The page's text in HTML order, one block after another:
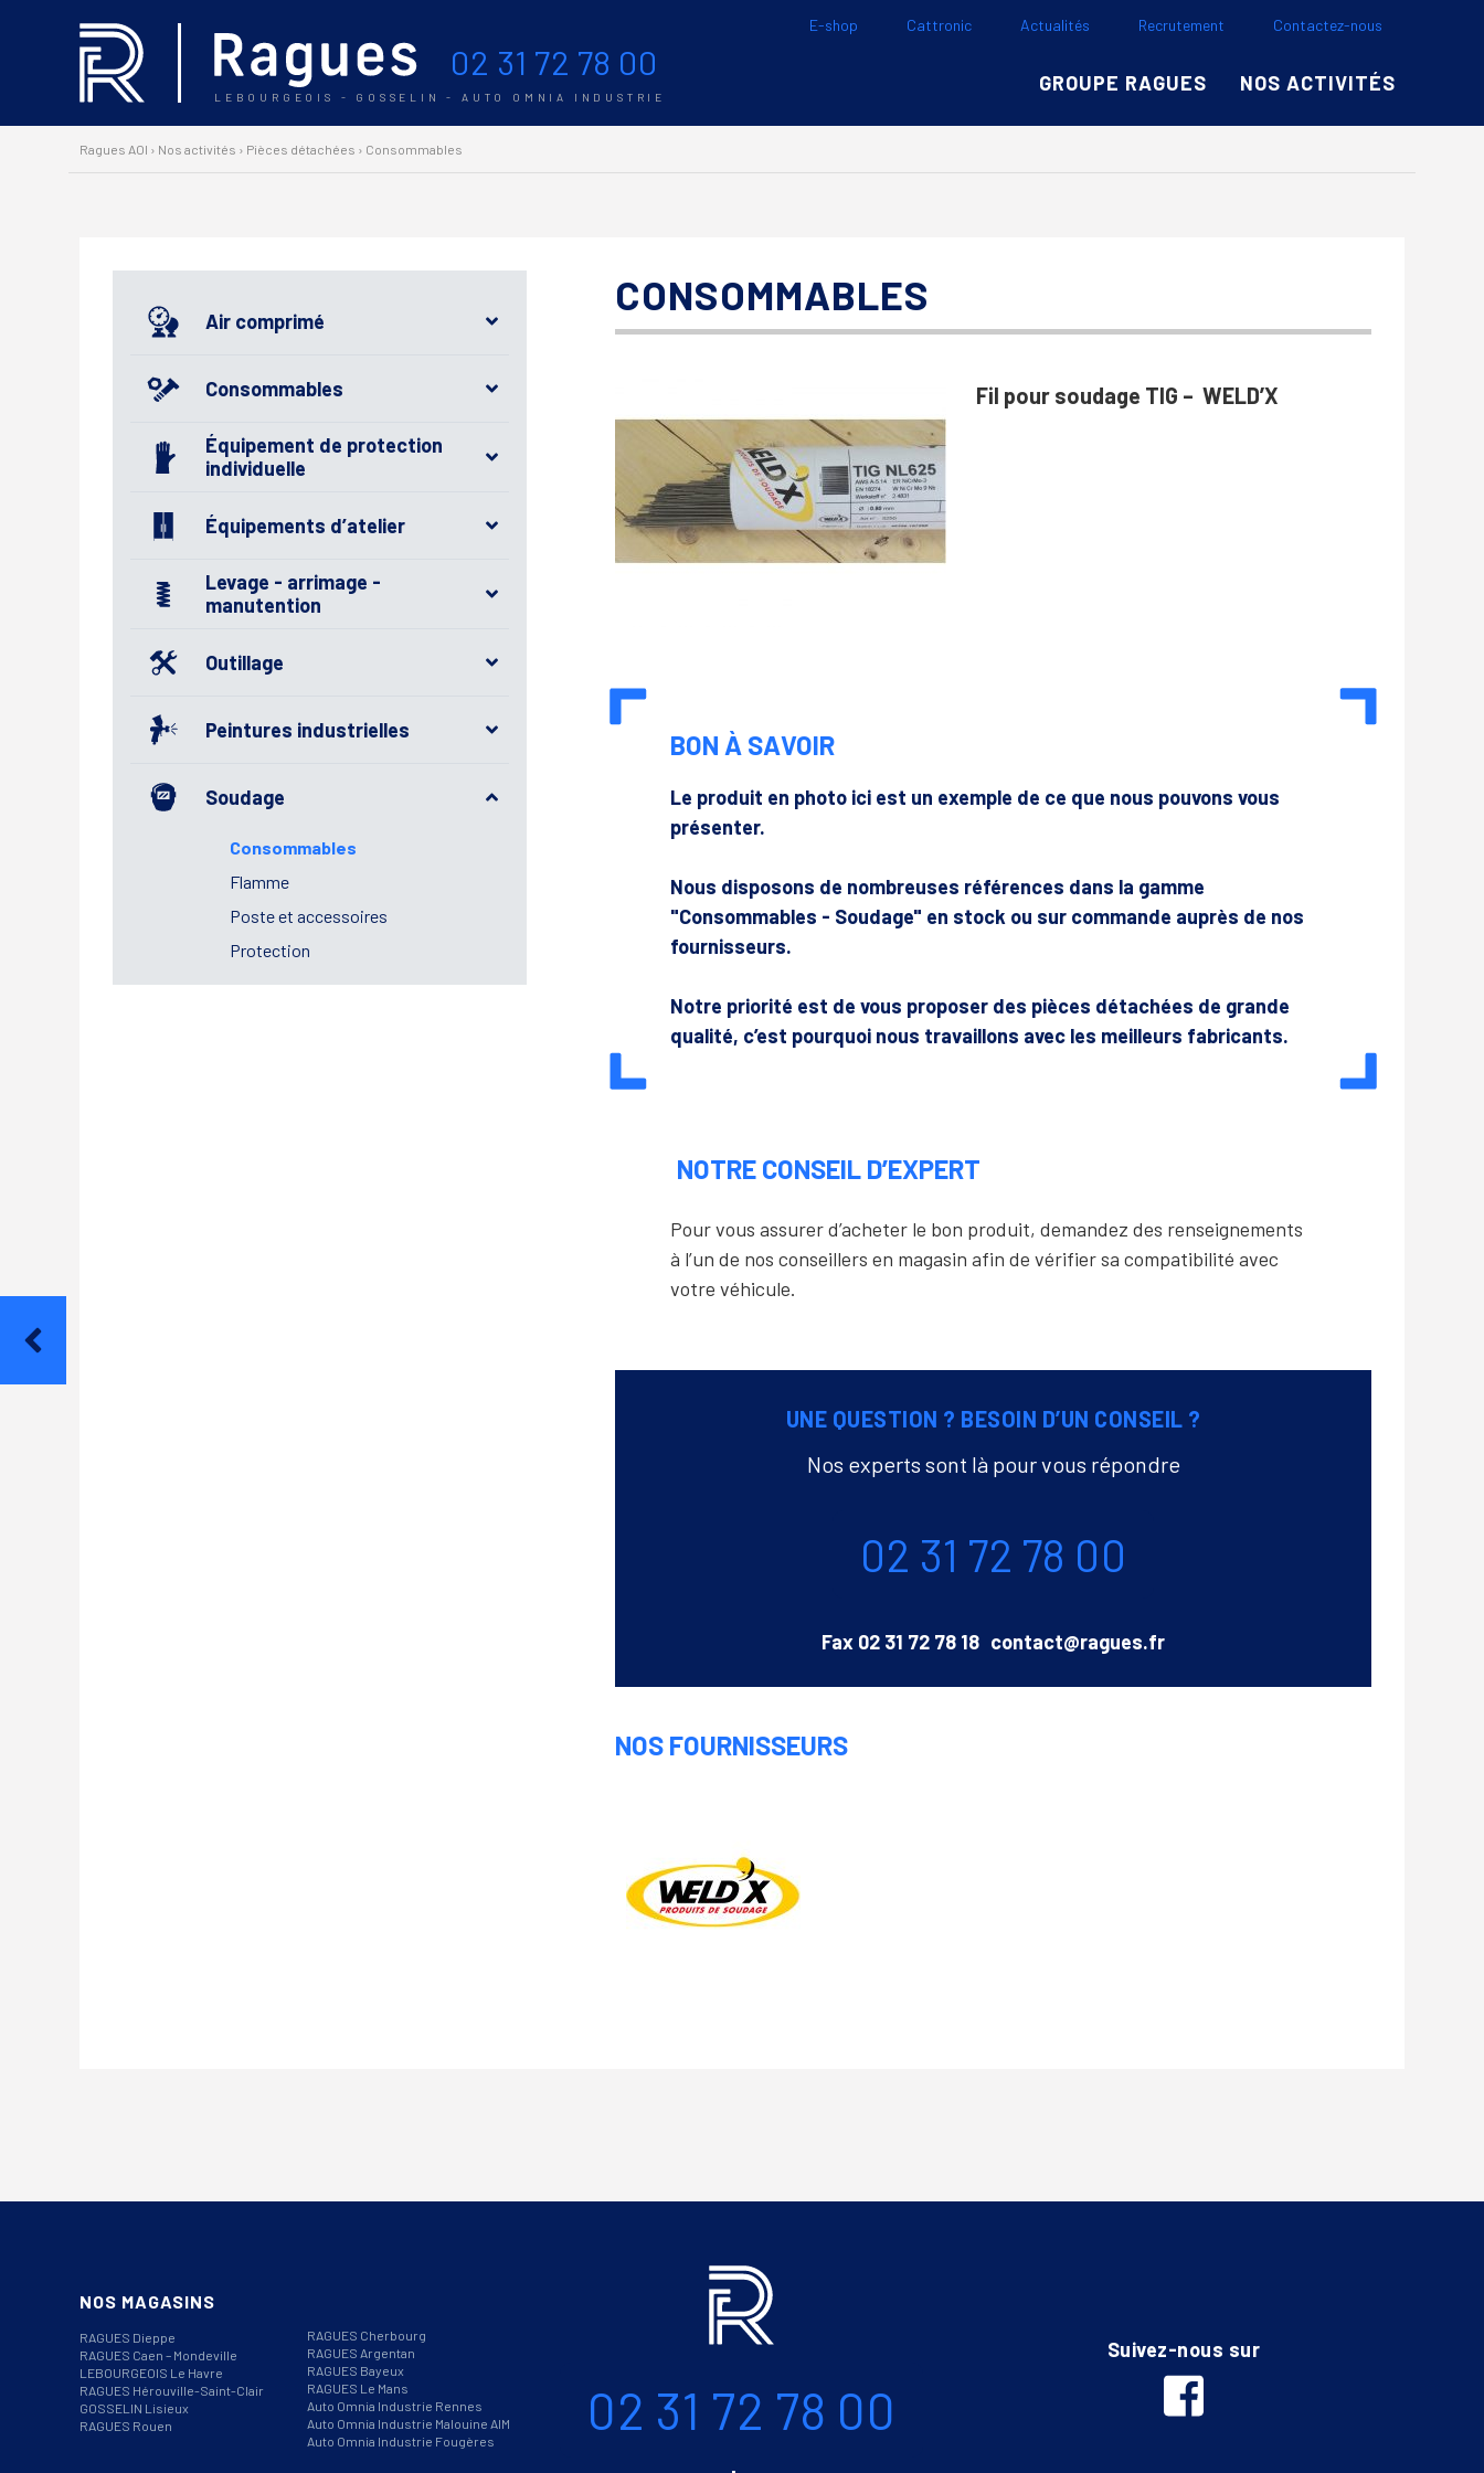
02 31 72 78 00
LEBOURGEOIS - GOSSELIN - AUTO OMNIA INDUSTRIE
E-shop Cattronic Actualités Recrutement Contactez-nous
GROUPE RAGUES NOS ACTIVITÉS
Ragues AOI › Nos activités › Pièces détachées › Consommables
Air comprimé
Consommables
Équipement de protection
individuelle
Équipements d’atelier
Levage - arrimage -
manutention
Outillage
Peintures industrielles
Soudage
Consommables
Flamme
Poste et accessoires
Protection
CONSOMMABLES
Fil pour soudage TIG – WELD’X
BON À SAVOIR
Le produit en photo ici est un exemple de ce que nous pouvons vous
présenter.
Nous disposons de nombreuses références dans la gamme
"Consommables - Soudage" en stock ou sur commande auprès de nos
fournisseurs.
Notre priorité est de vous proposer des pièces détachées de grande
qualité, c’est pourquoi nous travaillons avec les meilleurs fabricants.
NOTRE CONSEIL D’EXPERT
Pour vous assurer d’acheter le bon produit, demandez des renseignements
à l’un de nos conseillers en magasin afin de vérifier sa compatibilité avec
votre véhicule.
UNE QUESTION ? BESOIN D’UN CONSEIL ?
Nos experts sont là pour vous répondre
02 31 72 78 00
Fax 02 31 72 78 18 Email
contact@ragues.fr
NOS FOURNISSEURS
NOS MAGASINS
RAGUES Dieppe
RAGUES Caen – Mondeville
LEBOURGEOIS Le Havre
RAGUES Hérouville-Saint-Clair
GOSSELIN Lisieux
RAGUES Rouen
RAGUES Cherbourg
RAGUES Argentan
RAGUES Bayeux
RAGUES Le Mans
Auto Omnia Industrie Rennes
Auto Omnia Industrie Malouine AIM
Auto Omnia Industrie Fougères
02 31 72 78 00
Suivez-nous sur
facebook